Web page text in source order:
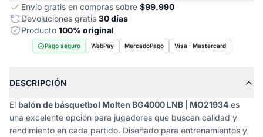
Envío gratis en compras sobre $99.990
Devoluciones gratis 30 días
Producto 100% original
Pago seguro WebPay MercadoPago Visa · Mastercard
DESCRIPCIÓN
El balón de básquetbol Molten BG4000 LNB | MO21934 es
una excelente opción para jugadores que buscan calidad y
rendimiento en cada partido. Diseñado para entrenamientos y